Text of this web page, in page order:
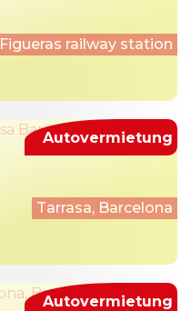
Figueras railway station
Tarrasa, Barcelona
Autovermietung
Autovermietung